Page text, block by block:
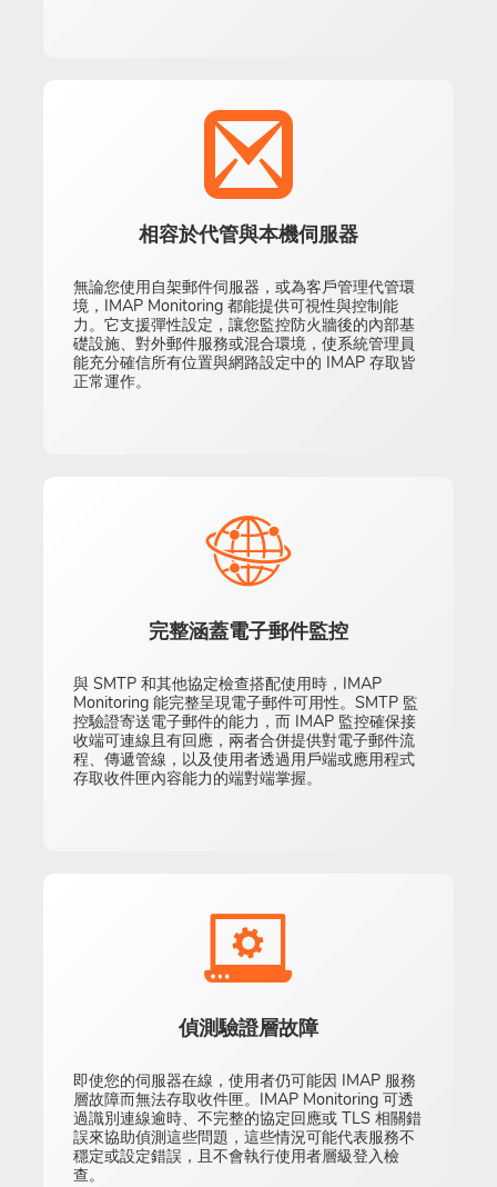
相容於代管與本機伺服器
無論您使用自架郵件伺服器，或為客戶管理代管環
境，IMAP Monitoring 都能提供可視性與控制能
力。它支援彈性設定，讓您監控防火牆後的內部基
礎設施、對外郵件服務或混合環境，使系統管理員
能充分確信所有位置與網路設定中的 IMAP 存取皆
正常運作。
完整涵蓋電子郵件監控
與 SMTP 和其他協定檢查搭配使用時，IMAP
Monitoring 能完整呈現電子郵件可用性。SMTP 監
控驗證寄送電子郵件的能力，而 IMAP 監控確保接
收端可連線且有回應，兩者合併提供對電子郵件流
程、傳遞管線，以及使用者透過用戶端或應用程式
存取收件匣內容能力的端對端掌握。
偵測驗證層故障
即使您的伺服器在線，使用者仍可能因 IMAP 服務
層故障而無法存取收件匣。IMAP Monitoring 可透
過識別連線逾時、不完整的協定回應或 TLS 相關錯
誤來協助偵測這些問題，這些情況可能代表服務不
穩定或設定錯誤，且不會執行使用者層級登入檢
查。